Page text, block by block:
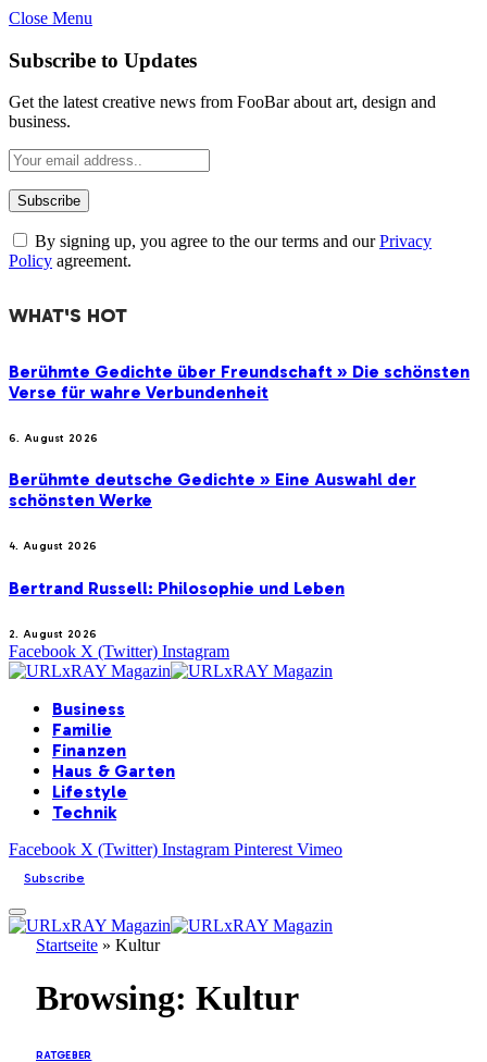
Close Menu
Subscribe to Updates
Get the latest creative news from FooBar about art, design and
business.
By signing up, you agree to the our terms and ourPrivacy
Policy agreement.
WHAT'S HOT
Berühmte Gedichte über Freundschaft » Die schönsten
Verse für wahre Verbundenheit
6. August 2026
Berühmte deutsche Gedichte » Eine Auswahl der
schönsten Werke
4. August 2026
Bertrand Russell: Philosophie und Leben
2. August 2026
Facebook X (Twitter) Instagram
Business
Familie
Finanzen
Haus & Garten
Lifestyle
Technik
Facebook X (Twitter) Instagram Pinterest Vimeo
Subscribe
Startseite » Kultur
Browsing: Kultur
RATGEBER